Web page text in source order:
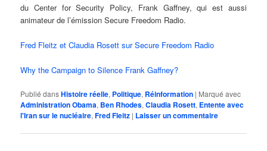
du Center for Security Policy, Frank Gaffney, qui est aussi
animateur de l’émission Secure Freedom Radio.
Fred Fleitz et Claudia Rosett sur Secure Freedom Radio
Why the Campaign to Silence Frank Gaffney?
Publié dansHistoire réelle, Politique, Réinformation | Marqué avec
Administration Obama, Ben Rhodes,Claudia Rosett, Entente avec
l'Iran sur le nucléaire,Fred Fleitz | Laisser un commentaire